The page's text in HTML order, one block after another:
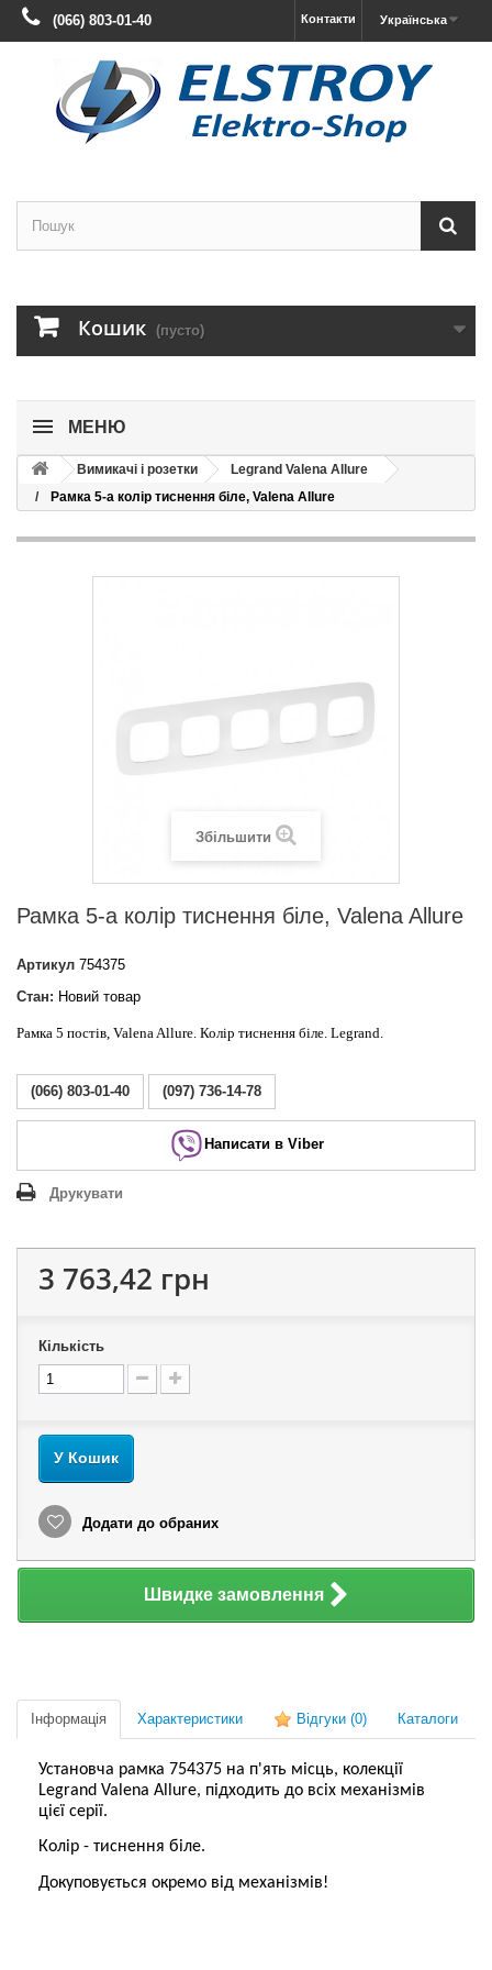
Українська
Контакти
(066) 803-01-40
Кошик (пусто)
МЕНЮ
Вимикачі і розетки
Legrand Valena Allure
Рамка 5-а колір тиснення біле, Valena Allure
Збільшити
Рамка 5-а колір тиснення біле, Valena Allure
Артикул 754375
Стан: Новий товар
Рамка 5 постів, Valena Allure. Колір тиснення біле. Legrand.
(066) 803-01-40 (097) 736-14-78
Написати в Viber
Друкувати
3 763,42 грн
Кількість
У Кошик
Додати до обраних
Швидке замовлення
Інформація Характеристики Відгуки (0) Каталоги
Установча рамка 754375 на п'ять місць, колекції
Legrand Valena Allure, підходить до всіх механізмів
цієї серії.
Колір - тиснення біле.
Докуповується окремо від механізмів!